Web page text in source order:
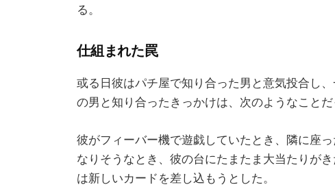
る。
仕組まれた罠
或る日彼はパチ屋で知り合った男と意気投合し
の男と知り合ったきっかけは、次のようなことだ
彼がフィーバー機で遊戯していたとき、隣に座
なりそうなとき、彼の台にたまたま大当たりが
は新しいカードを差し込もうとした。